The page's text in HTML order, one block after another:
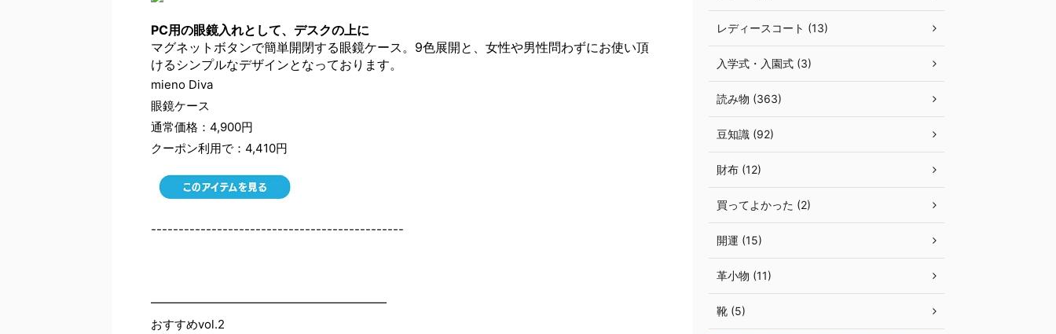
PC用の眼鏡入れとして、デスクの上に
マグネットボタンで簡単開閉する眼鏡ケース。9色展開と、女性や男性問わずにお使い頂
けるシンプルなデザインとなっております。
mieno Diva
眼鏡ケース
通常価格：4,900円
クーポン利用で：4,410円
----------------------------------------------
━━━━━━━━━━━━━━━━━━━━
おすすめvol.2
レディースコート (13)
入学式・入園式 (3)
読み物 (363)
豆知識 (92)
財布 (12)
買ってよかった (2)
開運 (15)
革小物 (11)
靴 (5)